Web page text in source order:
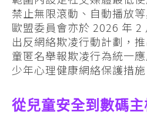
禁止無限滾動、自動播放
歐盟委員會亦於 2026 年 2
出反網絡欺凌行動計劃，
童匿名舉報欺凌行為統一
少年心理健康網絡保護措施
從兒童安全到數碼